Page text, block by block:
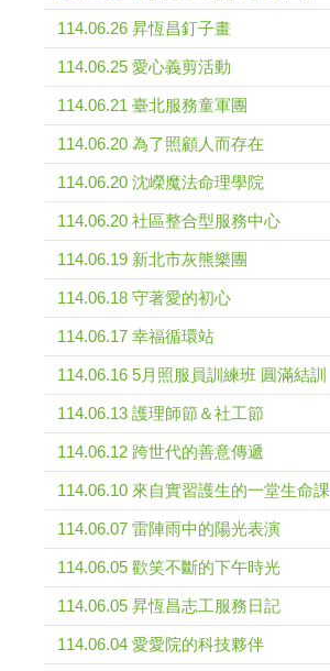
114.06.26 昇恆昌釘子畫
114.06.25 愛心義剪活動
114.06.21 臺北服務童軍團
114.06.20 為了照顧人而存在
114.06.20 沈嶸魔法命理學院
114.06.20 社區整合型服務中心
114.06.19 新北市灰熊樂團
114.06.18 守著愛的初心
114.06.17 幸福循環站
114.06.16 5月照服員訓練班 圓滿結訓
114.06.13 護理師節＆社工節
114.06.12 跨世代的善意傳遞
114.06.10 來自實習護生的一堂生命課
114.06.07 雷陣雨中的陽光表演
114.06.05 歡笑不斷的下午時光
114.06.05 昇恆昌志工服務日記
114.06.04 愛愛院的科技夥伴